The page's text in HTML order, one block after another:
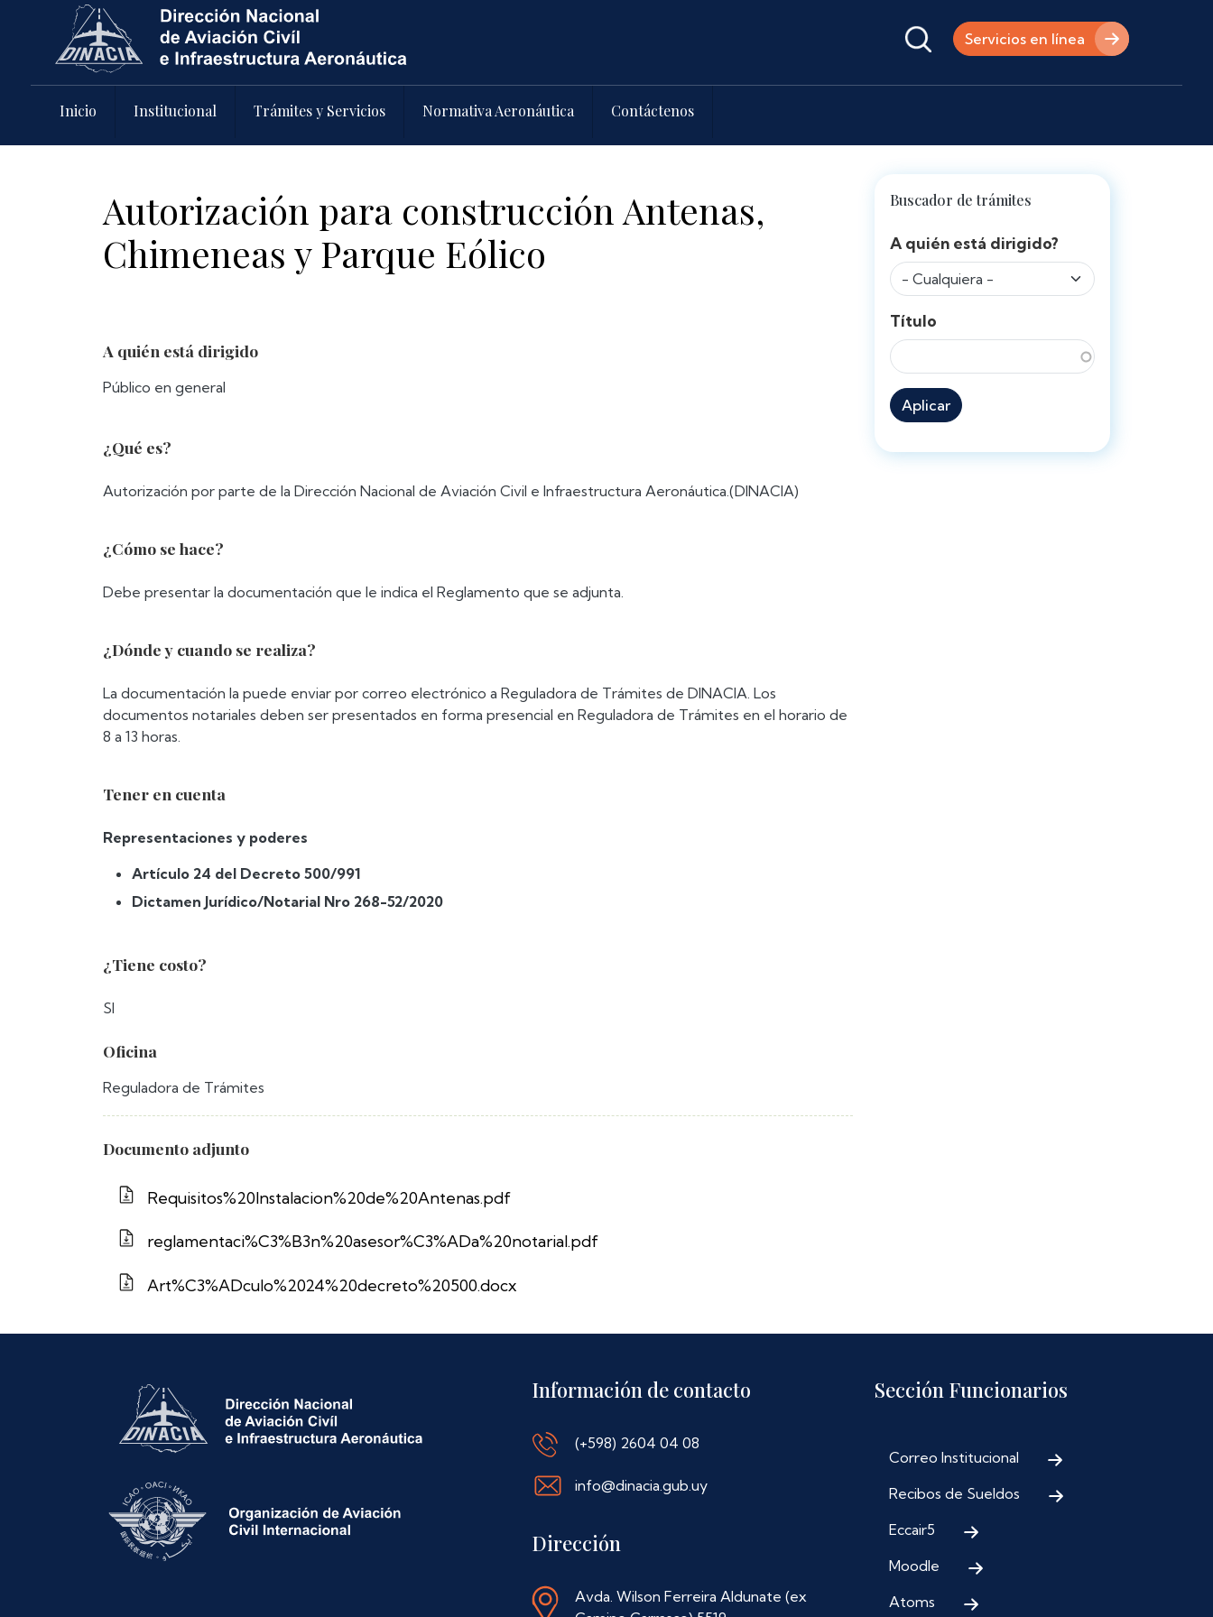
Pasar al contenido principal
Servicios en línea
Inicio Institucional Trámites y Servicios Normativa Aeronáutica Contáctenos
Autorización para construcción Antenas,
Chimeneas y Parque Eólico
A quién está dirigido
Público en general
¿Qué es?
Autorización por parte de la Dirección Nacional de Aviación Civil e Infraestructura Aeronáutica.(DINACIA)
¿Cómo se hace?
Debe presentar la documentación que le indica el Reglamento que se adjunta.
¿Dónde y cuando se realiza?
La documentación la puede enviar por correo electrónico a Reguladora de Trámites de DINACIA. Los
documentos notariales deben ser presentados en forma presencial en Reguladora de Trámites en el horario de
8 a 13 horas.
Tener en cuenta
Representaciones y poderes
Artículo 24 del Decreto 500/991
Dictamen Jurídico/Notarial Nro 268-52/2020
¿Tiene costo?
SI
Oficina
Reguladora de Trámites
Documento adjunto
Requisitos%20Instalacion%20de%20Antenas.pdf
reglamentaci%C3%B3n%20asesor%C3%ADa%20notarial.pdf
Art%C3%ADculo%2024%20decreto%20500.docx
Buscador de trámites
A quién está dirigido?
Título
Aplicar
Información de contacto
(+598) 2604 04 08
info@dinacia.gub.uy
Dirección
Avda. Wilson Ferreira Aldunate (ex
Sección Funcionarios
Correo Institucional
Recibos de Sueldos
Eccair5
Moodle
Atoms